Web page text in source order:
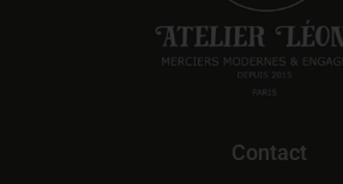
Contact